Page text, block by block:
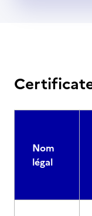
Nom
légal